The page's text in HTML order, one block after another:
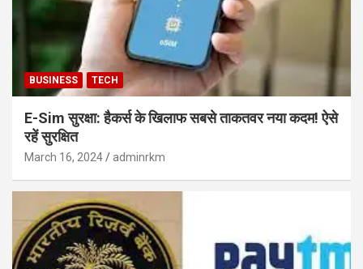
BUSINESS TECH
E-Sim सुरक्षा: हैकर्स के खिलाफ सबसे ताकतवर नया कदम! ऐसे
रहें सुरक्षित
March 16, 2024 adminrkm